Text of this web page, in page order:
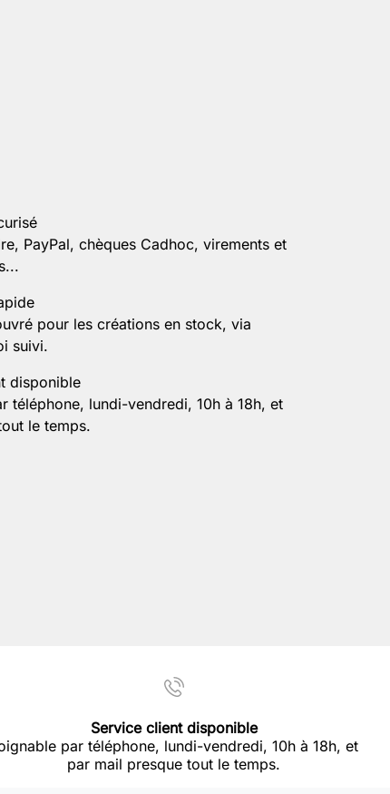
PayPal, chèques Cadhoc, virements et
pour les créations en stock, via
suivi.
disponible
téléphone, lundi-vendredi, 10h à 18h, et
le temps.
Service client disponible
par téléphone, lundi-vendredi, 10h à 18h, et
par mail presque tout le temps.